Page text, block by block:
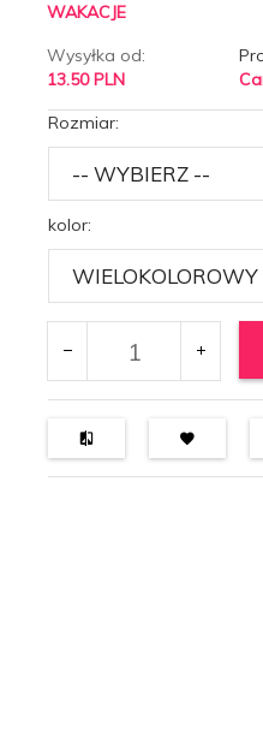
WAKACJE
Wysyłka od:
13.50 PLN
Rozmiar:
kolor: